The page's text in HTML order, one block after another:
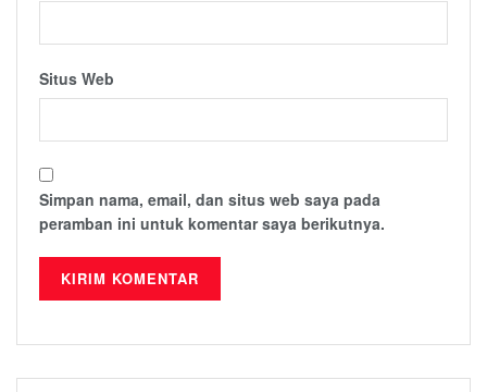
Situs Web
Simpan nama, email, dan situs web saya pada
peramban ini untuk komentar saya berikutnya.